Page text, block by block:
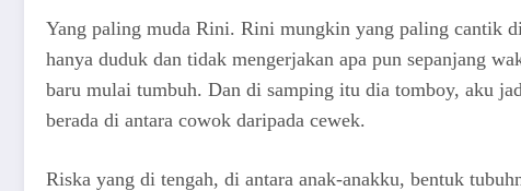
Yang paling muda Rini. Rini mungkin yang paling cantik
hanya duduk dan tidak mengerjakan apa pun sepanjang
baru mulai tumbuh. Dan di samping itu dia tomboy, aku
berada di antara cowok daripada cewek.
Riska yang di tengah, di antara anak-anakku, bentuk